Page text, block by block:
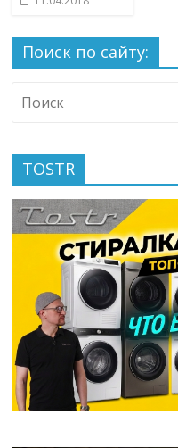
Поиск по сайту:
TOSTR